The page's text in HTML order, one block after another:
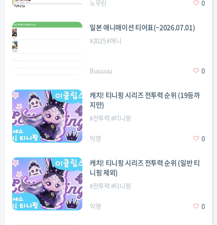
노무린 0
일본 애니매이션 티어표(~2026.07.01)
#2025#애니
Buuuuu 0
캐치! 티니핑 시리즈 전투력 순위 (19등까
지만)
#전투력 #티니핑
익명 0
캐치! 티니핑 시리즈 전투력 순위 (일반 티
니핑 제외)
#전투력 #티니핑
익명 0